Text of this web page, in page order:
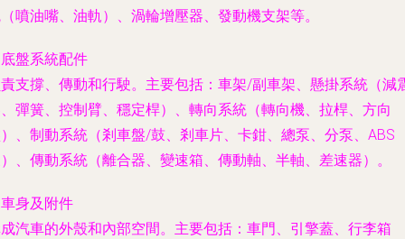
噴油嘴、油軌）、渦輪增壓器、發動機支架等。
底盤系統配件
支撐、傳動和行駛。主要包括：車架/副車架、懸掛系統（減
彈簧、控制臂、穩定桿）、轉向系統（轉向機、拉桿、方向
、制動系統（剎車盤/鼓、剎車片、卡鉗、總泵、分泵、ABS
、傳動系統（離合器、變速箱、傳動軸、半軸、差速器）。
車身及附件
汽車的外殼和內部空間。主要包括：車門、引擎蓋、行李箱